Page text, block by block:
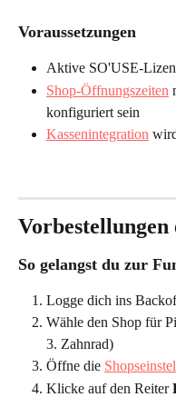
Voraussetzungen
Aktive SO'USE-
Shop-Öffnungszeiten
konfiguriert sein
Kassenintegration
So gelangst du zur
Logge dich ins
Wähle den Shop für
3. Zahnrad)
Öffne die
Klicke auf den Reiter